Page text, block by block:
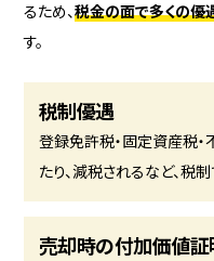
るため、税金の面で多くの優
す。
税制優遇
登録免許税・固定資産税
たり、減税されるなど、税
売却時の付加価値証